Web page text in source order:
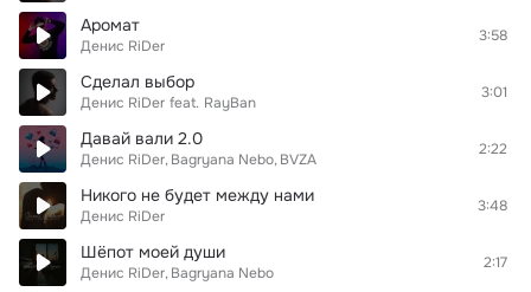
Аромат
Денис RiDer
3:58
Сделал выбор
Денис RiDer feat. RayBan
3:01
Давай вали 2.0
Денис RiDer Bagryana Nebo BVZA
2:22
Никого не будет между нами
Денис RiDer
3:48
Шёпот моей души
Денис RiDer Bagryana Nebo
2:17